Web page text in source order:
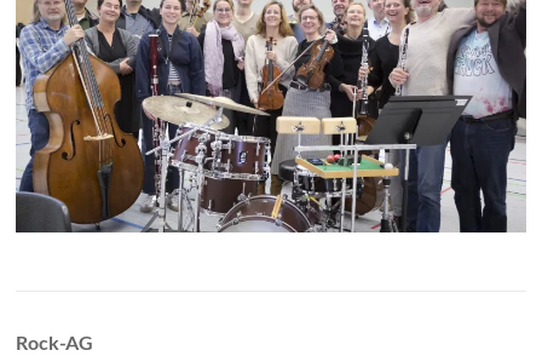
Rock-AG